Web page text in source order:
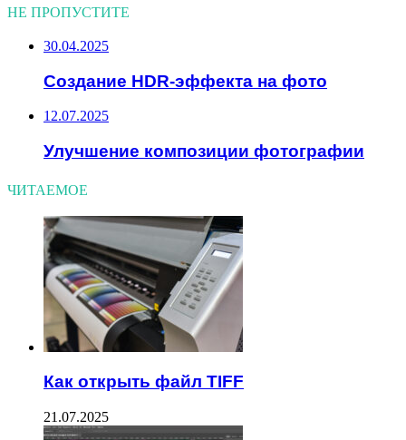
НЕ ПРОПУСТИТЕ
30.04.2025
Создание HDR-эффекта на фото
12.07.2025
Улучшение композиции фотографии
ЧИТАЕМОЕ
Как открыть файл TIFF
21.07.2025